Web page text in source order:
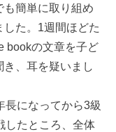
簡単に取り組め
た。1週間ほどた
bookの文章を子ど
、耳を疑いまし
長になってから3級
したところ、全体